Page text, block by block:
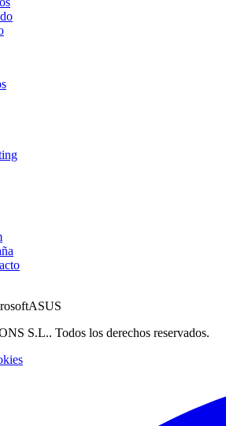
ASUS
S.L.. Todos los derechos reservados.